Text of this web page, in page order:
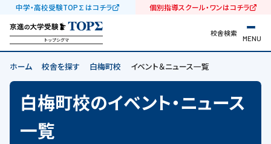
中学・高校受験TOP∑はコチラ 個別指導スクール・ワンはコチラ
トップシグマ
校舎検索
MENU
ホーム 校舎を探す 白梅町校 イベント＆ニュース一覧
白梅町校のイベント・ニュース
一覧